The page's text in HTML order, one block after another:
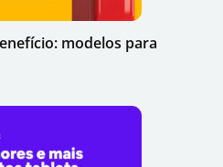
modelos para